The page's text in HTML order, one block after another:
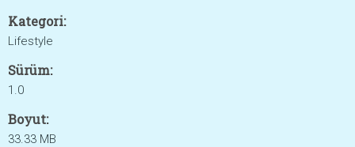
Kategori:
Lifestyle
Sürüm:
1.0
Boyut:
33.33 MB